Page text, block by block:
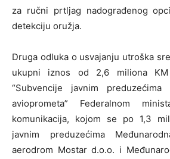
za ručni prtljag nadograđenog
detekciju oružja.
Druga odluka o usvajanju utroška
ukupni iznos od 2,6 miliona
“Subvencije javnim
avioprometa” Federalnom
komunikacija, kojom se po 1,3
javnim preduzećima
aerodrom Mostar d.o.o. i